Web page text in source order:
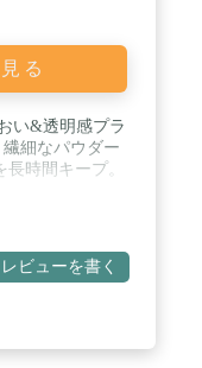
る
い&透明感プラ
細なパウダー
時間キープ。
レビューを書く